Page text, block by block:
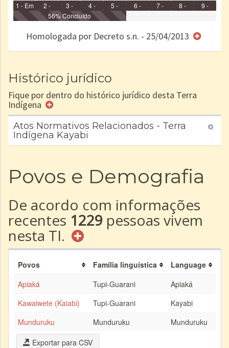
1 - Em
Identificação
2 -
Identificada
3 -
Declarada
4 -
Reservada
5 -
Homologada
6 -
Registrada
e/ou
7 -
8 -
9 -
56% Concluído
Homologada por Decreto s.n. - 25/04/2013
Histórico jurídico
Fique por dentro do histórico jurídico desta Terra
Indígena
Atos Normativos Relacionados - Terra
Indígena Kayabi
Povos e Demografia
De acordo com informações
recentes 1229 pessoas vivem
nesta TI.
Povos Família linguística
Language
Apiaká
Tupi-Guarani
Apiaká
Kawaiwete (Kaiabi)
Tupi-Guarani
Kayabi
Munduruku
Munduruku
Munduruku
Exportar para CSV